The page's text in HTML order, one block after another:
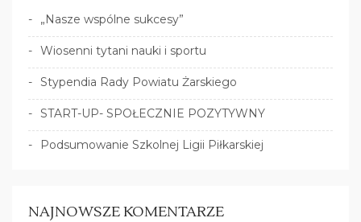
„Nasze wspólne sukcesy”
Wiosenni tytani nauki i sportu
Stypendia Rady Powiatu Żarskiego
START-UP- SPOŁECZNIE POZYTYWNY
Podsumowanie Szkolnej Ligii Piłkarskiej
NAJNOWSZE KOMENTARZE